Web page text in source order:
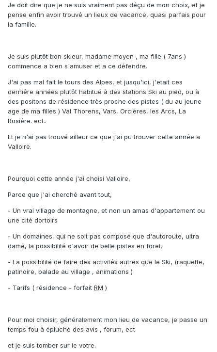
Je doit dire que je ne suis vraiment pas déçu de mon choix, et je
pense enfin avoir trouvé un lieux de vacance, quasi parfais pour
la famille.
Je suis plutôt bon skieur, madame moyen , ma fille ( 7ans )
commence a bien s'amuser et a ce défendre.
J'ai pas mal fait le tours des Alpes, et jusqu'ici, j'etait ces
derniére années plutôt habitué à des stations Ski au pied, ou à
des positons de résidence très proche des pistes ( du au jeune
age de ma filles ) Val Thorens, Vars, Orciéres, les Arcs, La
Rosiére. ect..
Et je n'ai pas trouvé ailleur ce que j'ai pu trouver cette année a
Valloire.
Pourquoi cette année j'ai choisi Valloire,
Parce que j'ai cherché avant tout,
- Un vrai village de montagne, et non un amas d'appartement ou
une cité dortoirs
- Un domaines, qui ne soit pas composé que d'autoroute, ultra
damé, la possibilité d'avoir de belle pistes en foret.
- La possibilité de faire des activités autres que le Ski, (raquette,
patinoire, balade au village , animations )
- Tarifs ( résidence - forfait RM )
Pour moi choisir, généralement mon lieu de vacance, je passe un
temps fou à épluché des avis , forum, ect
et je suis tomber sur le votre.